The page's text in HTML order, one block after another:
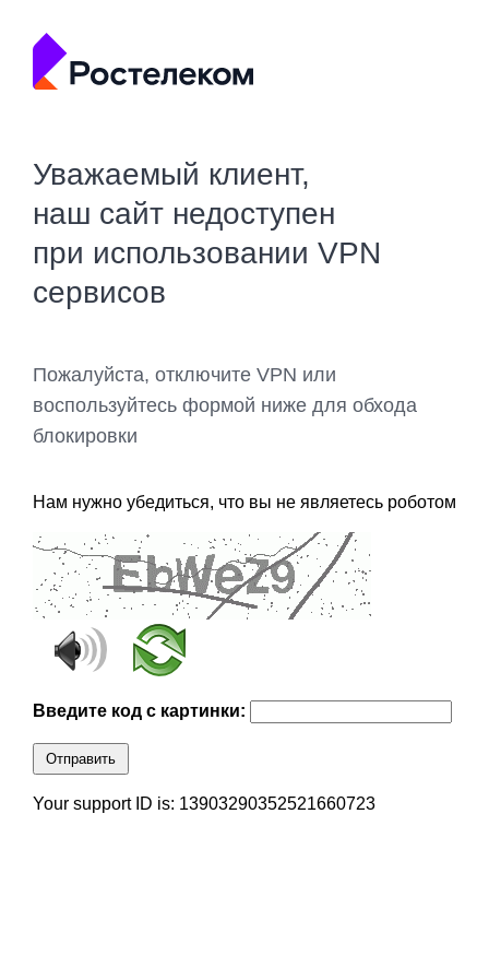
Уважаемый клиент,
наш сайт недоступен
при использовании VPN
сервисов
Пожалуйста, отключите VPN или
воспользуйтесь формой ниже для обхода
блокировки
Нам нужно убедиться, что вы не являетесь роботом
Введите код с картинки:
Отправить
Your support ID is: 13903290352521660723